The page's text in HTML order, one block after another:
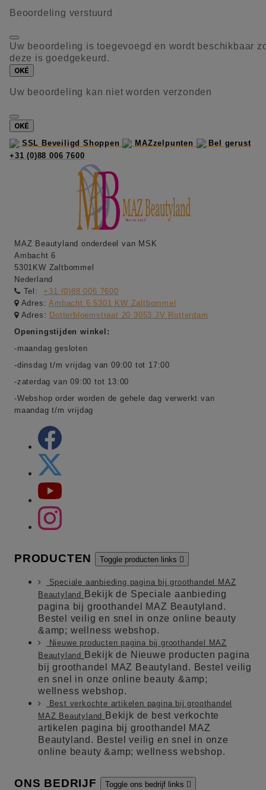
Beoordeling verstuurd
Uw beoordeling is toegevoegd en wordt beschikbaar
deze is goedgekeurd.
OKÉ
Uw beoordeling kan niet worden verzonden
OKÉ
SSL Beveiligd Shoppen
MAZzelpunten
Bel gerust
+31 (0)88 006 7600
MAZ Beautyland onderdeel van MSK
Ambacht 6
5301KW Zaltbommel
Nederland
Tel:
+31 (0)88 006 7600
Adres:Ambacht 6 5301 KW Zaltbommel
Adres: Dotterbloemstraat 20 3053 JV Rotterdam
Openingstijden winkel:
-maandag gesloten
-dinsdag t/m vrijdag van 09:00 tot 17:00
-zaterdag van 09:00 tot 13:00
-Webshop order worden de gehele dag verwerkt van
maandag t/m vrijdag
PRODUCTEN Toggle producten links 
Speciale aanbieding pagina bij groothandel MAZ
Beautyland
Bekijk de Speciale aanbieding
pagina bij groothandel MAZ Beautyland.
Bestel veilig en snel in onze online beauty
&amp; wellness webshop.
Nieuwe producten pagina bij groothandel MAZ
Beautyland
Bekijk de Nieuwe producten pagina
bij groothandel MAZ Beautyland. Bestel veilig
en snel in onze online beauty &amp;
wellness webshop.
Best verkochte artikelen pagina bij groothandel
MAZ Beautyland
Bekijk de best verkochte
artikelen pagina bij groothandel MAZ
Beautyland. Bestel veilig en snel in onze
online beauty &amp; wellness webshop.
ONS BEDRIJF Toggle ons bedrijf links 